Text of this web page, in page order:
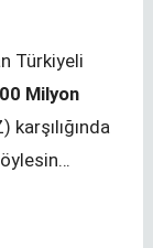
Türkiyeli
Milyon